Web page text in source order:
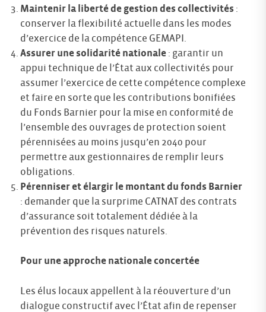
Maintenir la liberté de gestion des collectivités :
conserver la flexibilité actuelle dans les modes
d’exercice de la compétence GEMAPI.
Assurer une solidarité nationale : garantir un
appui technique de l’État aux collectivités pour
assumer l’exercice de cette compétence complexe
et faire en sorte que les contributions bonifiées
du Fonds Barnier pour la mise en conformité de
l’ensemble des ouvrages de protection soient
pérennisées au moins jusqu’en 2040 pour
permettre aux gestionnaires de remplir leurs
obligations.
Pérenniser et élargir le montant du fonds Barnier
: demander que la surprime CATNAT des contrats
d’assurance soit totalement dédiée à la
prévention des risques naturels.
Pour une approche nationale concertée
Les élus locaux appellent à la réouverture d’un
dialogue constructif avec l’État afin de repenser